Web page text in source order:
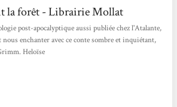
la forêt - Librairie Mollat
post-apocalyptique aussi publiée chez l'Atalante,
enchanter avec ce conte sombre et inquiétant,
Heloïse